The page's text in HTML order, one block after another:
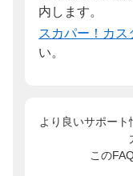
内します。
スカパー！カ
い。
より良いサポー
この